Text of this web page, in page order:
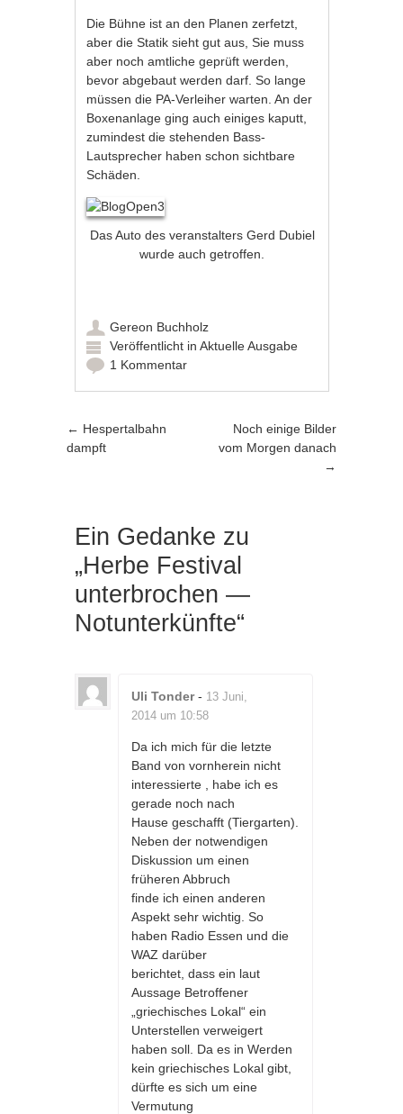
Die Bühne ist an den Planen zerfetzt,
aber die Statik sieht gut aus, Sie muss
aber noch amtliche geprüft werden,
bevor abgebaut werden darf. So lange
müssen die PA-Verleiher warten. An der
Boxenanlage ging auch einiges kaputt,
zumindest die stehenden Bass-
Lautsprecher haben schon sichtbare
Schäden.
Das Auto des veranstalters Gerd Dubiel
wurde auch getroffen.
Gereon Buchholz
Veröffentlicht inAktuelle Ausgabe
1 Kommentar
Artikel-Navigation
← Hespertalbahn
dampft
Noch einige Bilder
vom Morgen danach
→
Ein Gedanke zu
„Herbe Festival
unterbrochen —
Notunterkünfte“
Uli Tonder- 13 Juni,
2014 um 10:58
Da ich mich für die letzte
Band von vornherein nicht
interessierte , habe ich es
gerade noch nach
Hause geschafft (Tiergarten).
Neben der notwendigen
Diskussion um einen
früheren Abbruch
finde ich einen anderen
Aspekt sehr wichtig. So
haben Radio Essen und die
WAZ darüber
berichtet, dass ein laut
Aussage Betroffener
„griechisches Lokal“ ein
Unterstellen verweigert
haben soll. Da es in Werden
kein griechisches Lokal gibt,
dürfte es sich um eine
Vermutung